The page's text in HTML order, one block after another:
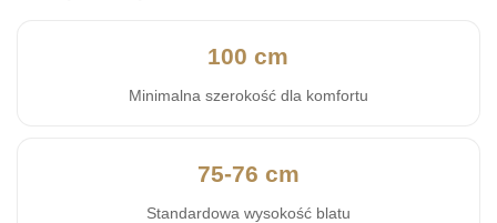
100 cm
Minimalna szerokość dla komfortu
75-76 cm
Standardowa wysokość blatu